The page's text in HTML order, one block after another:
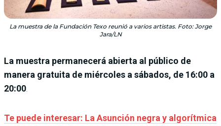
La muestra de la Fundación Texo reunió a varios artistas. Foto: Jorge
Jara/LN
La muestra permanecerá abierta al público de
manera gratuita de miércoles a sábados, de 16:00 a
20:00.
Te puede interesar: La Asunción negra y algorítmica